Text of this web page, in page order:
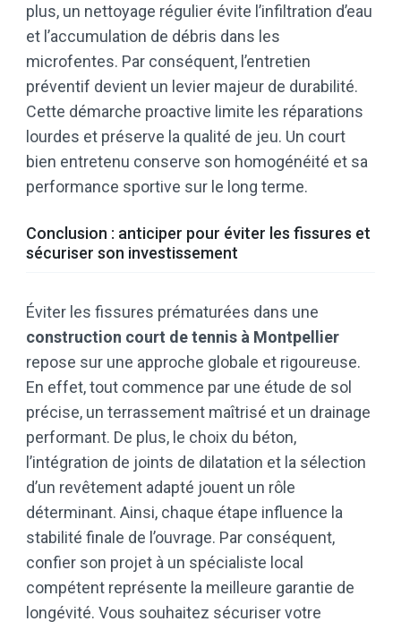
plus, un nettoyage régulier évite l’infiltration d’eau
et l’accumulation de débris dans les
microfentes. Par conséquent, l’entretien
préventif devient un levier majeur de durabilité.
Cette démarche proactive limite les réparations
lourdes et préserve la qualité de jeu. Un court
bien entretenu conserve son homogénéité et sa
performance sportive sur le long terme.
Conclusion : anticiper pour éviter les fissures et
sécuriser son investissement
Éviter les fissures prématurées dans une
construction court de tennis à Montpellier
repose sur une approche globale et rigoureuse.
En effet, tout commence par une étude de sol
précise, un terrassement maîtrisé et un drainage
performant. De plus, le choix du béton,
l’intégration de joints de dilatation et la sélection
d’un revêtement adapté jouent un rôle
déterminant. Ainsi, chaque étape influence la
stabilité finale de l’ouvrage. Par conséquent,
confier son projet à un spécialiste local
compétent représente la meilleure garantie de
longévité. Vous souhaitez sécuriser votre